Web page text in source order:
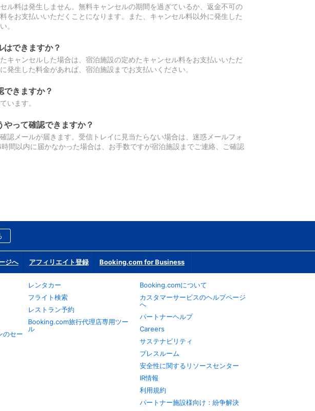
ル料は発生しません。無料キャンセルの期間を過ぎているか、返金不可の
をお支払いいただくことになります。また、キャンセル料以外に発生した
。
はできますか？
キャンセルした場合は、宿泊施設の定めたキャンセル料をお支払いいただ
発生した料金があれば、宿泊施設までお支払いください。
できますか？
います。
って確認できますか？
認メールが届きます。受信トレイに見当たらない場合は、迷惑メールフォ
間以内に届かなかった場合は、お手数ですが宿泊施設までご連絡、ご確認
ジへ アフィリエイト登録 Booking.com for Business
のセー
レンタカー
フライト検索
レストラン予約
Booking.com旅行代理店専用ツー
ル
Booking.comについて
カスタマーサービスのヘルプページ
へ
パートナーヘルプ
Careers
サステナビリティ
プレスルーム
安全性に関するリソースセンター
IR情報
利用規約
パートナー施設様向け：紛争解決